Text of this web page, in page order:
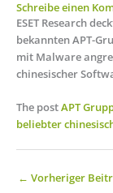
Schreibe einen
ESET Research
bekannten APT-
mit Malware
chinesischer
The postAPT
beliebter
← Vorheriger